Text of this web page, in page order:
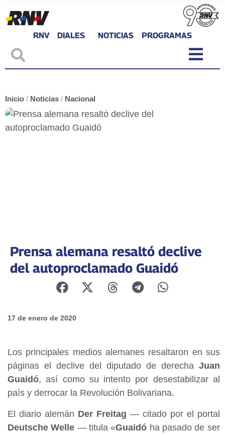
RNV DIALES NOTICIAS PROGRAMAS
Inicio / Noticias / Nacional
Prensa alemana resaltó declive
del autoproclamado Guaidó
17 de enero de 2020
Los principales medios alemanes resaltaron en sus
páginas el declive del diputado de derecha Juan
Guaidó, así como su intento por desestabilizar al
país y derrocar la Revolución Bolivariana.
El diario alemán Der Freitag — citado por el portal
Deutsche Welle — titula «Guaidó ha pasado de ser